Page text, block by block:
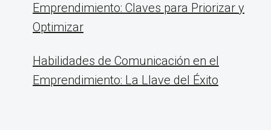
Emprendimiento: Claves para Priorizar y
Optimizar
Habilidades de Comunicación en el
Emprendimiento: La Llave del Éxito